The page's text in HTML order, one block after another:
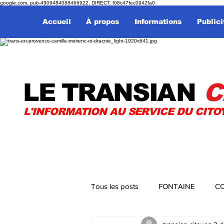
google.com, pub-4909484088466922, DIRECT, f08c47fec0942fa0
Accueil À propos Informations
LE TRANSIAN
L'INFORMATION AU SERVICE DU
Tous les posts FONTAINE